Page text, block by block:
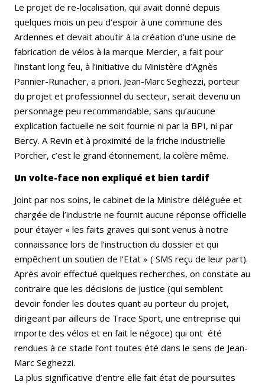
Le projet de re-localisation, qui avait donné depuis
quelques mois un peu d’espoir à une commune des
Ardennes et devait aboutir à la création d’une usine de
fabrication de vélos à la marque Mercier, a fait pour
l’instant long feu, à l’initiative du Ministère d’Agnès
Pannier-Runacher, a priori. Jean-Marc Seghezzi, porteur
du projet et professionnel du secteur, serait devenu un
personnage peu recommandable, sans qu’aucune
explication factuelle ne soit fournie ni par la BPI, ni par
Bercy. A Revin et à proximité de la friche industrielle
Porcher, c’est le grand étonnement, la colère même.
Un volte-face non expliqué et bien tardif
Joint par nos soins, le cabinet de la Ministre déléguée et
chargée de l’industrie ne fournit aucune réponse officielle
pour étayer « les faits graves qui sont venus à notre
connaissance lors de l’instruction du dossier et qui
empêchent un soutien de l’Etat » ( SMS reçu de leur part).
Après avoir effectué quelques recherches, on constate au
contraire que les décisions de justice (qui semblent
devoir fonder les doutes quant au porteur du projet,
dirigeant par ailleurs de Trace Sport, une entreprise qui
importe des vélos et en fait le négoce) qui ont été
rendues à ce stade l’ont toutes été dans le sens de Jean-
Marc Seghezzi.
La plus significative d’entre elle fait état de poursuites